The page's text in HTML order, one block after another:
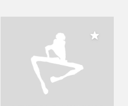
Meiner